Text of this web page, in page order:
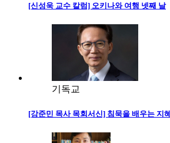
[신성욱 교수 칼럼] 오키나와 여행 넷째 날
기독교
[강준민 목사 목회서신] 침묵을 배우는 지혜